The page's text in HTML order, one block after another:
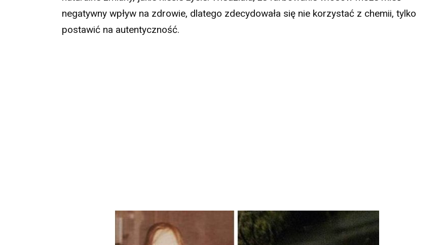
negatywny wpływ na zdrowie, dlatego zdecydowała się nie korzystać z chemii, tylko
postawić na autentyczność.